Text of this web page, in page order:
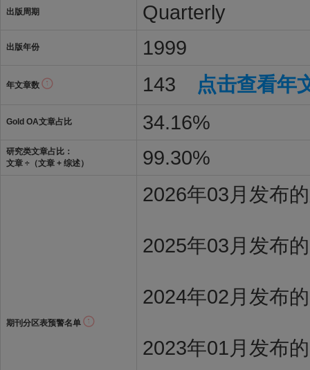
出版周期 Quarterly
出版年份 1999
年文章数 143 点击查看年
Gold OA文章占比 34.16%
研究类文章占比：
文章 ÷（文章 + 综述）
99.30%
期刊分区表预警名单
2026年03月发布
2025年03月发布
2024年02月发布
2023年01月发布